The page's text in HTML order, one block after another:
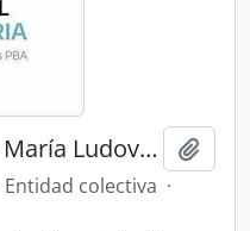
Hospital de Niños “Sor María Ludovica”
Entidad colectiva ·